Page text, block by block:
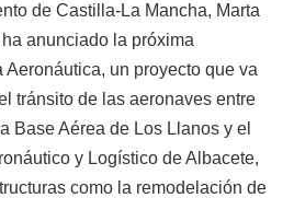
de Castilla-La Mancha, Marta
anunciado la próxima
un proyecto que va
tránsito de las aeronaves entre
Base Aérea de Los Llanos y el
y Logístico de Albacete,
como la remodelación de